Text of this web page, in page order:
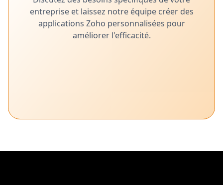
entreprise et laissez notre équipe créer des
applications Zoho personnalisées pour
améliorer l'efficacité.